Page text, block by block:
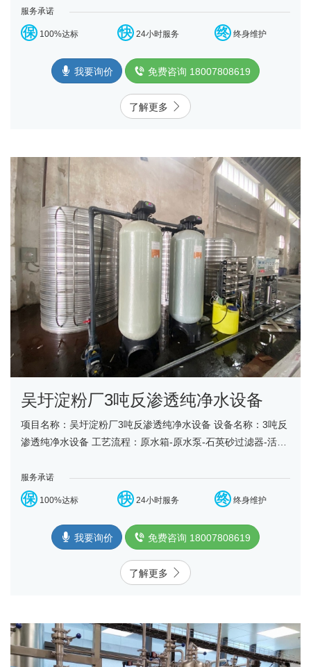
服务承诺
保 100%达标 快 24小时服务 终 终身维护
我要询价 免费咨询 18007808619
了解更多
吴圩淀粉厂3吨反渗透纯净水设备
项目名称：吴圩淀粉厂3吨反渗透纯净水设备 设备名称：3吨反
渗透纯净水设备 工艺流程：原水箱-原水泵-石英砂过滤器-活性
服务承诺
保 100%达标 快 24小时服务 终 终身维护
我要询价 免费咨询 18007808619
了解更多